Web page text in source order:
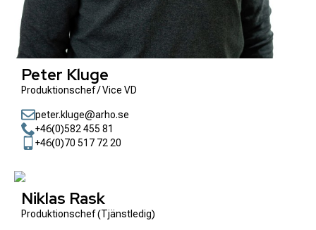
Peter Kluge
Produktionschef / Vice VD
peter.kluge@arho.se
+46(0)582 455 81
+46(0)70 517 72 20
Niklas Rask
Produktionschef (Tjänstledig)